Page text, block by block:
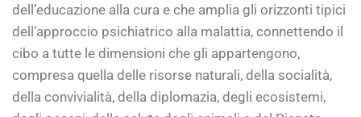
dell’educazione alla cura e che amplia gli orizzonti tipici
dell’approccio psichiatrico alla malattia, connettendo il
cibo a tutte le dimensioni che gli appartengono,
compresa quella delle risorse naturali, della socialità,
della convivialità, della diplomazia, degli ecosistemi,